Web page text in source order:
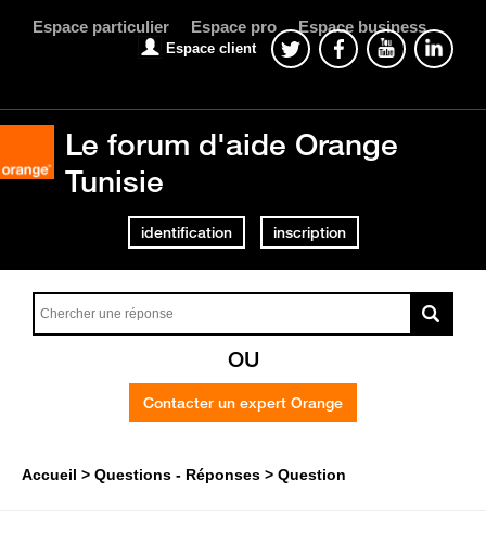
Espace particulier Espace pro Espace business
Espace client
Le forum d'aide Orange
Tunisie
identification inscription
OU
Contacter un expert Orange
Accueil Questions - Réponses Question